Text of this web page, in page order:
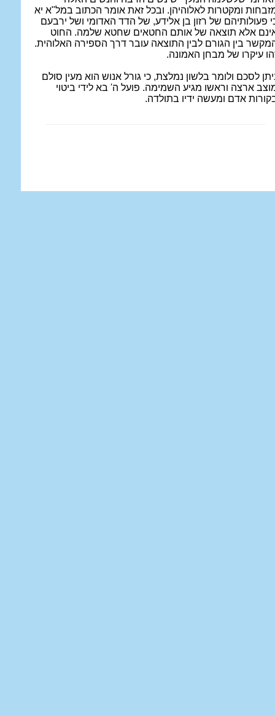
ומקטרות לאלוהיהן. ובכל זאת אומר הכתוב במל"א יא
פעולותיהם של רזון בן אלידע, של הדד האדומי ושל ירבעם
אלא תוצאה של אותם החטאים שחטא שלמה. החוט
בין הגורם לבין התוצאה עובר דרך הספירה האלוהית.
עיקרו של מבחן האמונה.
לסכם ולומר בלשון נמלצת, כי גורל אנוש הוא מעין סולם
ארצה וראשו מגיע השמימה. פועל ה' בא לידי ביטוי
אדם ומעשה ידיו בתולדה.